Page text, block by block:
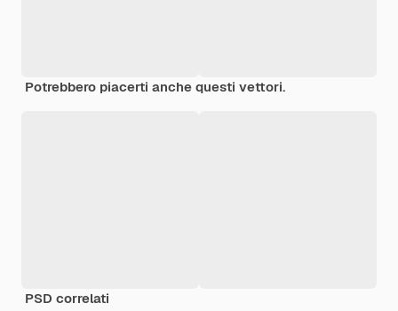
Potrebbero piacerti anche questi vettori.
PSD correlati